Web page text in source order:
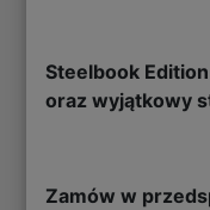
Steelbook
oraz wyjątkowy
Zamów w